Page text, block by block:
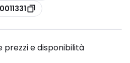
prezzi e disponibilità